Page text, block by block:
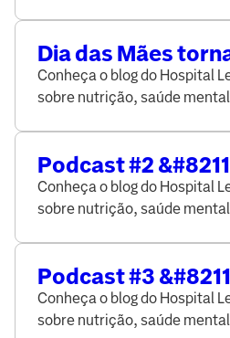
Dia das Mães
dos cuidados
Coronavírus
Conheça o blog do Hospital
sobre nutrição, saúde
Podcast #2
Tratamentos e
podem esperar
Conheça o blog do Hospital
sobre nutrição, saúde
Podcast #3
riscos em
tratamentos e
Conheça o blog do Hospital
sobre nutrição, saúde